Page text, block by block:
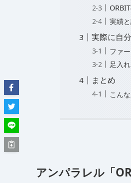
実績
実際に自
ファ
足入れ
まとめ
こん
アンパラレル「